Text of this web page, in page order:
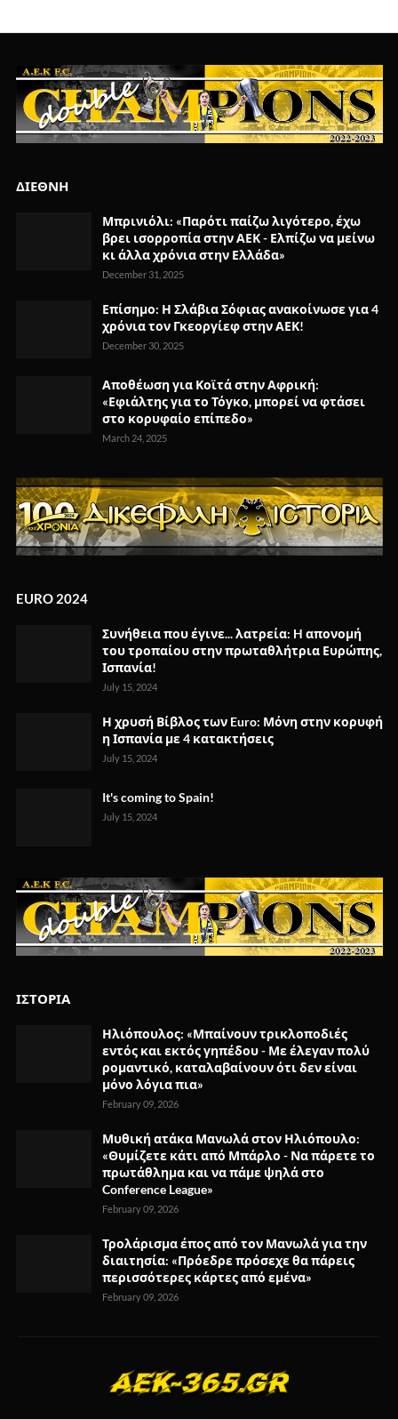
ΔΙΕΘΝΗ
Μπρινιόλι: «Παρότι παίζω λιγότερο, έχω
βρει ισορροπία στην ΑΕΚ - Ελπίζω να μείνω
κι άλλα χρόνια στην Ελλάδα»
December 31, 2025
Επίσημο: Η Σλάβια Σόφιας ανακοίνωσε για 4
χρόνια τον Γκεοργίεφ στην ΑΕΚ!
December 30, 2025
Αποθέωση για Κοϊτά στην Αφρική:
«Εφιάλτης για το Τόγκο, μπορεί να φτάσει
στο κορυφαίο επίπεδο»
March 24, 2025
EURO 2024
Συνήθεια που έγινε... λατρεία: H απονομή
του τροπαίου στην πρωταθλήτρια Ευρώπης,
Ισπανία!
July 15, 2024
Η χρυσή Βίβλος των Euro: Μόνη στην κορυφή
η Ισπανία με 4 κατακτήσεις
July 15, 2024
It's coming to Spain!
July 15, 2024
ΙΣΤΟΡΙΑ
Ηλιόπουλος: «Μπαίνουν τρικλοποδιές
εντός και εκτός γηπέδου - Με έλεγαν πολύ
ρομαντικό, καταλαβαίνουν ότι δεν είναι
μόνο λόγια πια»
February 09, 2026
Μυθική ατάκα Μανωλά στον Ηλιόπουλο:
«Θυμίζετε κάτι από Μπάρλο - Να πάρετε το
πρωτάθλημα και να πάμε ψηλά στο
Conference League»
February 09, 2026
Τρολάρισμα έπος από τον Μανωλά για την
διαιτησία: «Πρόεδρε πρόσεχε θα πάρεις
περισσότερες κάρτες από εμένα»
February 09, 2026